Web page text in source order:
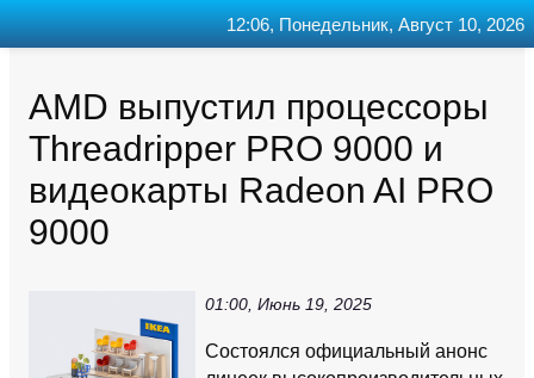
AMD выпустил процессоры
Threadripper PRO 9000 и
видеокарты Radeon AI PRO
9000
01:00, Июнь 19, 2025
Состоялся официальный анонс
12:06, Понедельник, Август 10, 2026